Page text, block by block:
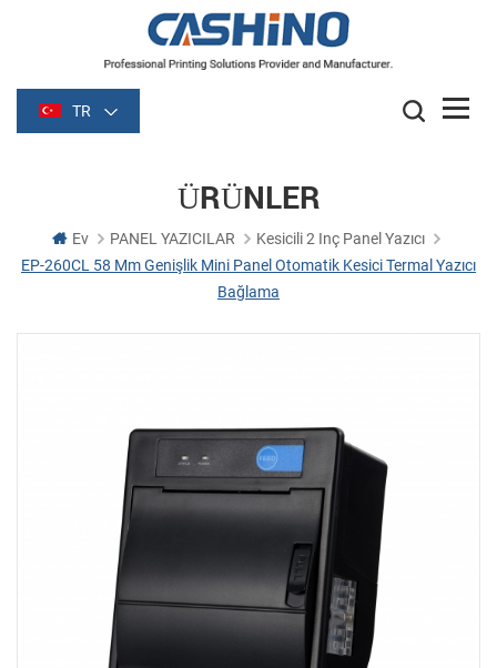
TR
ÜRÜNLER
Ev PANEL YAZICILAR
Kesicili 2 Inç Panel Yazıcı
EP-260CL 58 Mm Genişlik Mini Panel Otomatik Kesici Termal Yazıcı
Bağlama